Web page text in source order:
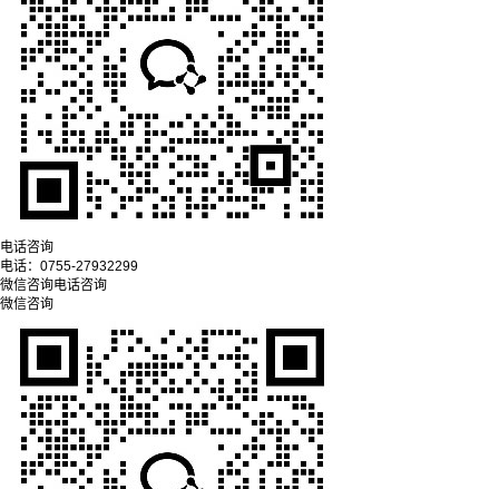
电话咨询
电话： 0755-27932299
微信咨询电话咨询
微信咨询